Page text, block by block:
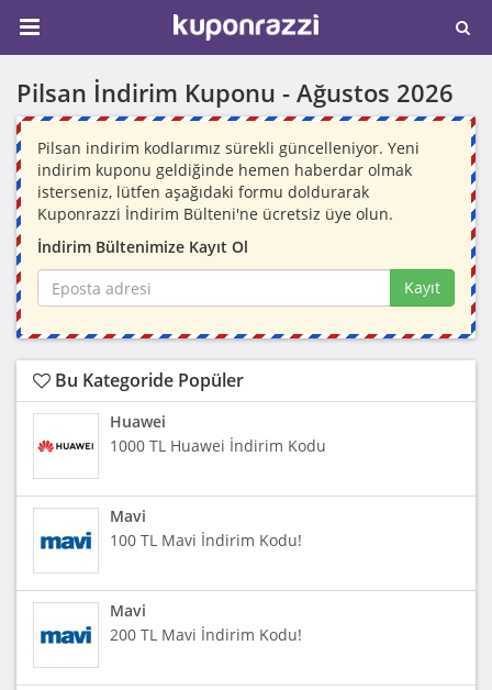
Pilsan İndirim Kuponu - Ağustos 2026
Pilsan indirim kodlarımız sürekli güncelleniyor. Yeni
indirim kuponu geldiğinde hemen haberdar olmak
isterseniz, lütfen aşağıdaki formu doldurarak
Kuponrazzi İndirim Bülteni'ne ücretsiz üye olun.
İndirim Bültenimize Kayıt Ol
Kayıt
Bu Kategoride Popüler
Huawei
1000 TL Huawei İndirim Kodu
Mavi
100 TL Mavi İndirim Kodu!
Mavi
200 TL Mavi İndirim Kodu!